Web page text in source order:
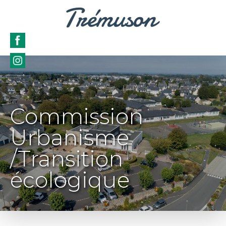
Commission
Urbanisme
/Transition
écologique